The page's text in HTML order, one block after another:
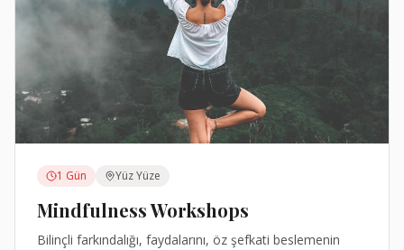
1 Gün Yüz Yüze
Mindfulness Workshops
Bilinçli farkındalığı, faydalarını, öz şefkati beslemenin